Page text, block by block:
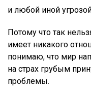
и любой иной
Потому что так
имеет никакого
понимаю, что мир
на страх грубым
проблемы.